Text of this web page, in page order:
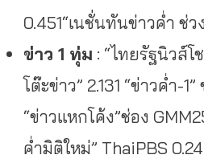
0.451“เนชั่นทันข่าวค่ำ ช่ว
ข่าว 1 ทุ่ม : “ไทยรัฐนิวส์
โต๊ะข่าว” 2.131 “ข่าวค่ำ-
“ข่าวแหกโค้ง”ช่อง
ค่ำมิติใหม่” ThaiPBS